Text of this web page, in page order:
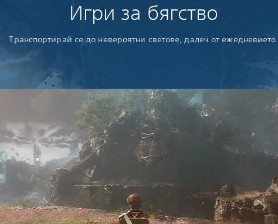
Игри за бягство
Транспортирай се до невероятни светове, далеч от ежедневието.